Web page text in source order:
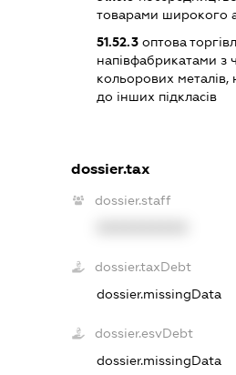
товарами широкого
51.52.3 оптова
напівфабрикатами з
кольорових металів,
до інших підкласів
dossier.tax
dossier.staff
dossier.taxDebt
dossier.missingData
dossier.esvDebt
dossier.missingData